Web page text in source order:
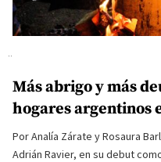
Más abrigo y más
hogares argentinos
Por Analía Zárate y Rosaura
Adrián Ravier, en su debut